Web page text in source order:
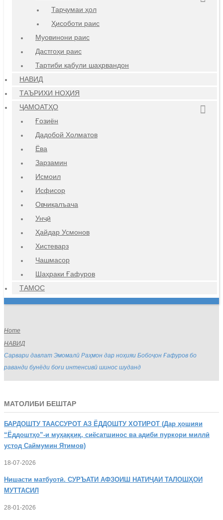
Тарҷумаи ҳол
Ҳисоботи раис
Муовинони раис
Дастгоҳи раис
Тартиби қабули шаҳрвандон
НАВИД
ТАЪРИХИ НОҲИЯ
ҶАМОАТҲО
Ғозиён
Дадобой Холматов
Ёва
Зарзамин
Исмоил
Исфисор
Овчиқалъача
Унҷӣ
Ҳайдар Усмонов
Хистеварз
Чашмасор
Шаҳраки Ғафуров
ТАМОС
Home
НАВИД
Сарвари давлат Эмомалӣ Раҳмон дар ноҳияи Бобоҷон Ғафуров бо
раванди бунёди боғи интенсивӣ шинос шуданд
МАТОЛИБИ БЕШТАР
БАРДОШТУ ТААССУРОТ АЗ ЁДДОШТУ ХОТИРОТ (Дар ҳошияи
“Ёддоштҳо”-и муҳаққиқ, сиёсатшинос ва адиби пуркори миллӣ
устод Саймумин Ятимов)
18-07-2026
Нишасти матбуотӣ. СУРЪАТИ АФЗОИШ НАТИҶАИ ТАЛОШҲОИ
МУТТАСИЛ
28-01-2026